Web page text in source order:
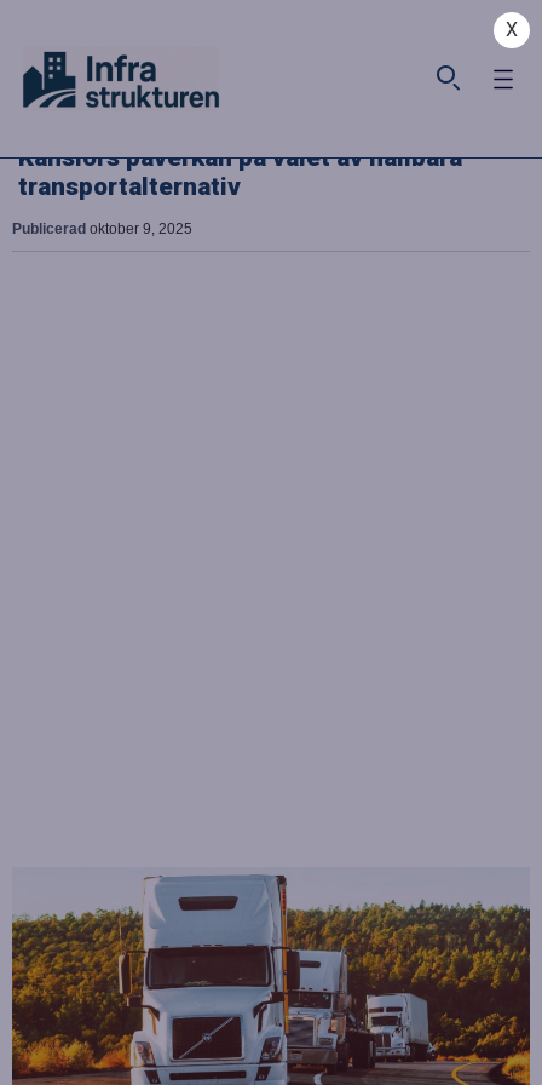
X
Känslors påverkan på valet av hållbara
transportalternativ
Publicerad oktober 9, 2025